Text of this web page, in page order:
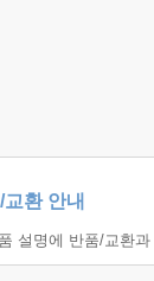
교환 안내
설명에 반품/교환과